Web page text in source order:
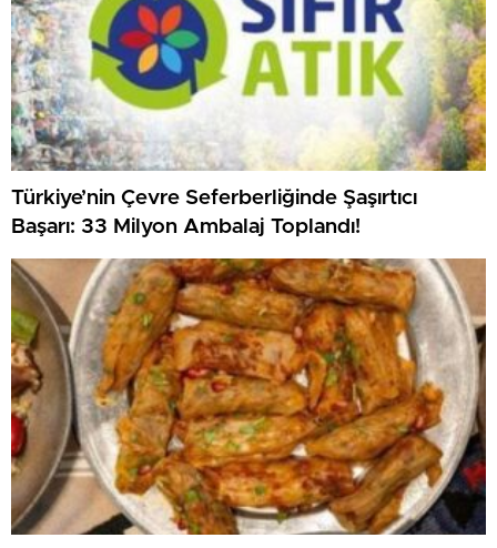
Türkiye’nin Çevre Seferberliğinde Şaşırtıcı
Başarı: 33 Milyon Ambalaj Toplandı!